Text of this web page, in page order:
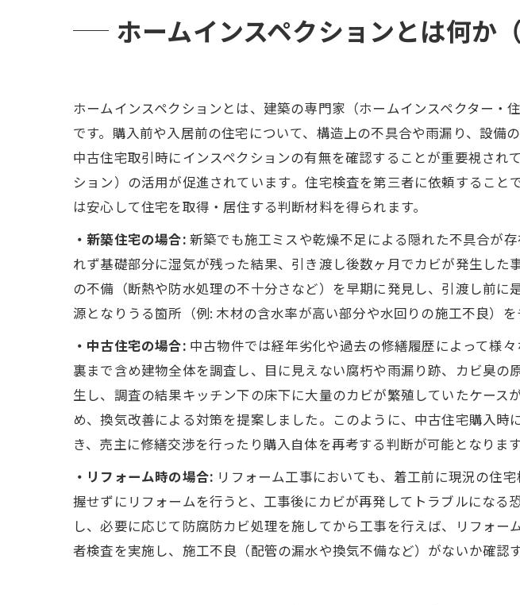
ホームインスペクションとは何か
ホームインスペクションとは、建築の専門家（ホームインスペクター
です。購入前や入居前の住宅について、構造上の不具合や雨漏り、設
中古住宅取引時にインスペクションの有無を確認することが重要視さ
ション）の活用が促進されています​。住宅検査を第三者に依頼するこ
は安心して住宅を取得・居住する判断材料を得られます。
・新築住宅の場合: 新築でも施工ミスや乾燥不足による隠れた不具合が
れず基礎部分に湿気が残った結果、引き渡し後数ヶ月でカビが発生し
の不備（断熱や防水処理の不十分さなど）を早期に発見し、引渡し前
源となりうる箇所（例: 木材の含水率が高い部分や水回りの施工不良）
・中古住宅の場合: 中古物件では経年劣化や過去の修繕履歴によって様
裏まで含め建物全体を調査し、目に見えない腐朽や雨漏り跡、カビ臭
生し、調査の結果キッチン下の床下に大量のカビが繁殖していたケー
め、換気改善による対策を提案しました​。このように、中古住宅購入
き、売主に修繕交渉を行ったり購入自体を再考する判断が可能となります
・リフォーム時の場合: リフォーム工事においても、着工前に現況の住
握せずにリフォームを行うと、工事後にカビが再発してトラブルにな
し、必要に応じて防腐防カビ処理を施してから工事を行えば、リフォ
者検査を実施し、施工不良（配管の漏水や換気不備など）がないか確認